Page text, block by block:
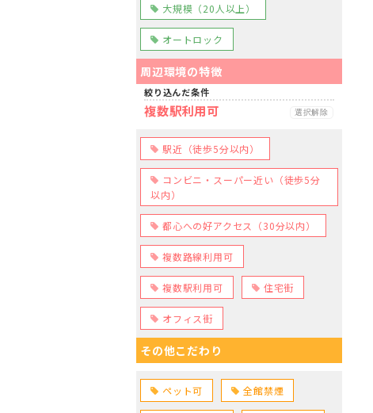
大規模（20人以上）
オートロック
周辺環境の特徴
絞り込んだ条件
複数駅利用可 選択解除
駅近（徒歩5分以内）
コンビニ・スーパー近い（徒歩5分
以内）
都心への好アクセス（30分以内）
複数路線利用可
複数駅利用可 住宅街
オフィス街
その他こだわり
ペット可 全館禁煙